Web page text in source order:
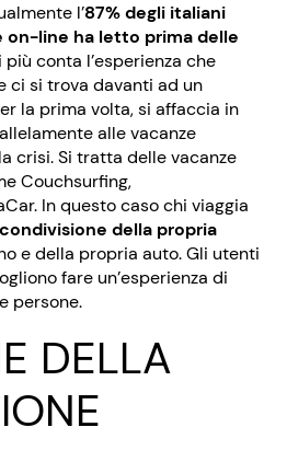
l’87% degli italiani
on-line ha letto prima delle
più conta l’esperienza che
ci si trova davanti ad un
la prima volta, si affaccia in
alle vacanze
crisi. Si tratta delle vacanze
Couchsurfing,
In questo caso chi viaggia
della propria
e della propria auto. Gli utenti
fare un’esperienza di
persone.
DELLA